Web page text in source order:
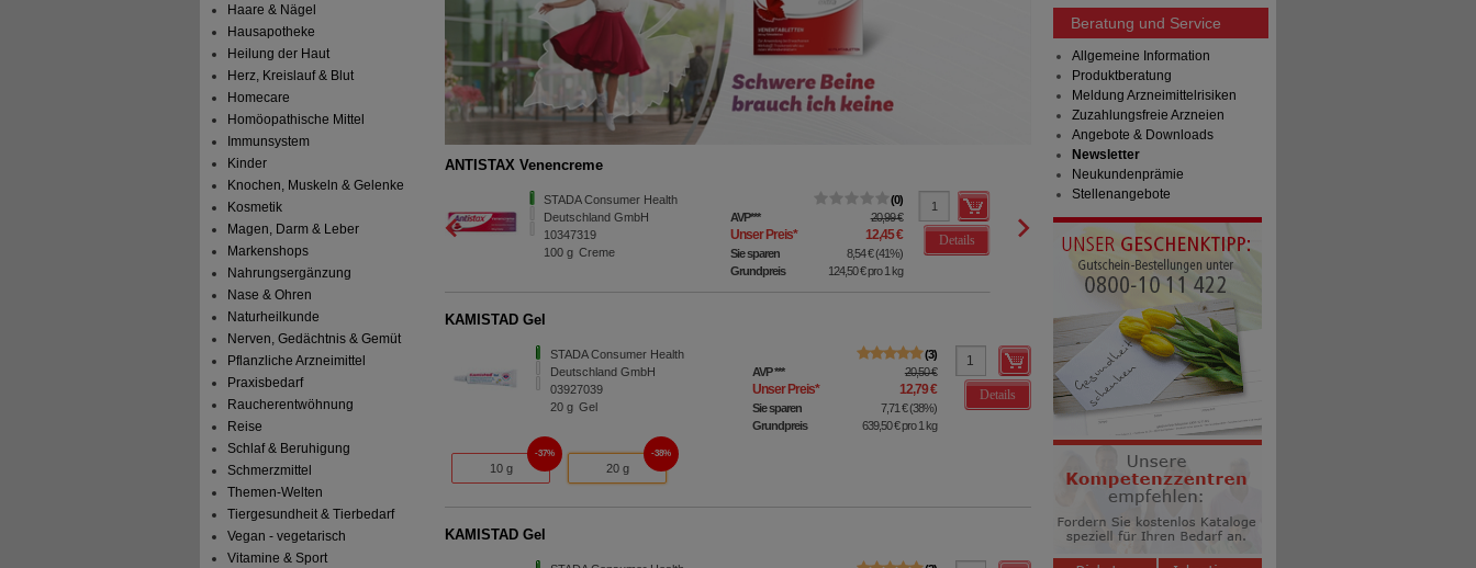
Haare & Nägel
Hausapotheke
Heilung der Haut
Herz, Kreislauf & Blut
Homecare
Homöopathische Mittel
Immunsystem
Kinder
Knochen, Muskeln & Gelenke
Kosmetik
Magen, Darm & Leber
Markenshops
Nahrungsergänzung
Nase & Ohren
Naturheilkunde
Nerven, Gedächtnis & Gemüt
Pflanzliche Arzneimittel
Praxisbedarf
Raucherentwöhnung
Reise
Schlaf & Beruhigung
Schmerzmittel
Themen-Welten
Tiergesundheit & Tierbedarf
Vegan - vegetarisch
Vitamine & Sport
Unser Preis* 24,89 €
Sie sparen 18,10 €
verw. bis*****:
03/2027
ANTISTAX Venencreme
STADA Consumer Health
Deutschland GmbH
10347319
100 g Creme
0
AVP*** 20,99 €
Unser Preis* 12,45 €
Sie sparen 8,54 €(41%)
Grundpreis
124,50 €pro 1 kg
Details
ANTISTAX extra Venentabletten
STADA Consumer Health
Deutschland GmbH
05954715
90St Filmtabletten
KAMISTAD Gel
STADA Consumer Health
Deutschland GmbH
03927039
20g Gel
3
AVP*** 20,50 €
Unser Preis* 12,79 €
Sie sparen 7,71 €(38%)
Grundpreis
639,50 €pro 1 kg
Details
10 g
37%
20 g
38%
KAMISTAD Gel
Beratung und Service
Allgemeine Information
Produktberatung
Meldung Arzneimittelrisiken
Zuzahlungsfreie Arzneien
Angebote & Downloads
Newsletter
Neukundenprämie
Stellenangebote